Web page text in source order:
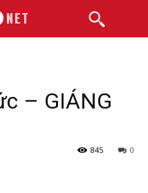
NET
– GIÁNG
0
845